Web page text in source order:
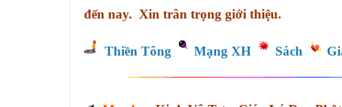
đến nay. Xin trân trọng giới thiệu.
Thiền Tông Mạng XH Sách